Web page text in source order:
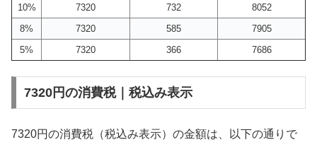
10%
7320 732
8052
8%
7320 585
7905
5%
7320 366 7686
7320円の消費税｜税込み表示
7320円の消費税（税込み表示）の金額は、以下の通りで